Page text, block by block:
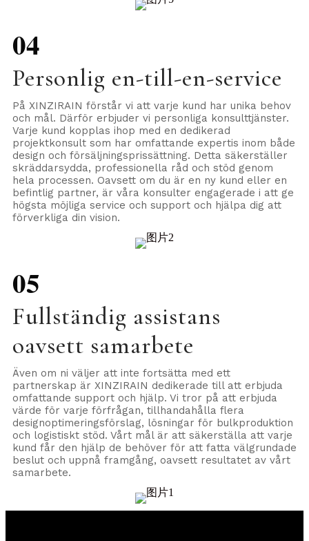
04
Personlig en-till-en-service
På XINZIRAIN förstår vi att varje kund har unika behov
och mål. Därför erbjuder vi personliga konsulttjänster.
Varje kund kopplas ihop med en dedikerad
projektkonsult som har omfattande expertis inom både
design och försäljningsprissättning. Detta säkerställer
skräddarsydda, professionella råd och stöd genom
hela processen. Oavsett om du är en ny kund eller en
befintlig partner, är våra konsulter engagerade i att ge
högsta möjliga service och support och hjälpa dig att
förverkliga din vision.
05
Fullständig assistans
oavsett samarbete
Även om ni väljer att inte fortsätta med ett
partnerskap är XINZIRAIN dedikerade till att erbjuda
omfattande support och hjälp. Vi tror på att erbjuda
värde för varje förfrågan, tillhandahålla flera
designoptimeringsförslag, lösningar för bulkproduktion
och logistiskt stöd. Vårt mål är att säkerställa att varje
kund får den hjälp de behöver för att fatta välgrundade
beslut och uppnå framgång, oavsett resultatet av vårt
samarbete.